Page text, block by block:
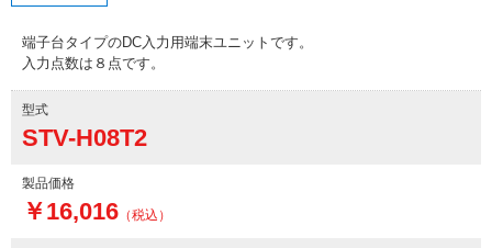
端子台タイプのDC入力用端末ユニットです。
入力点数は８点です。
型式
STV-H08T2
製品価格
￥16,016 （税込）